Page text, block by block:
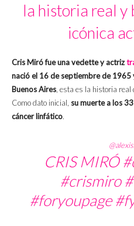
la historia real y
icónica
Cris Miró fue una vedette y actriz
nació el 16 de septiembre de
Buenos Aires, esta es la historia real
Como dato inicial, su muerte a los
cáncer linfático.
CRIS MIRÓ
#crismiro
#foryoupage